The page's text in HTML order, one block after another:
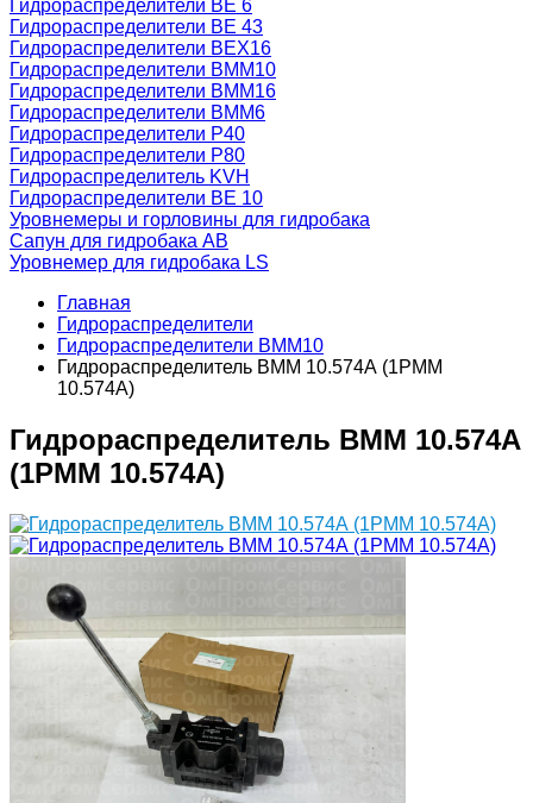
Гидрораспределители ВЕ 6
Гидрораспределители ВЕ 43
Гидрораспределители ВЕХ16
Гидрораспределители ВММ10
Гидрораспределители ВММ16
Гидрораспределители ВММ6
Гидрораспределители Р40
Гидрораспределители Р80
Гидрораспределитель KVH
Гидрораспределители ВЕ 10
Уровнемеры и горловины для гидробака
Сапун для гидробака АВ
Уровнемер для гидробака LS
Главная
Гидрораспределители
Гидрораспределители ВММ10
Гидрораспределитель ВММ 10.574А (1РММ
10.574А)
Гидрораспределитель ВММ 10.574А
(1РММ 10.574А)